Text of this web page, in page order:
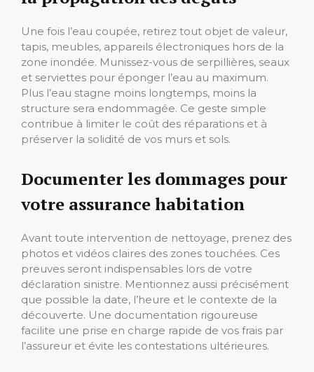
Une fois l’eau coupée, retirez tout objet de valeur,
tapis, meubles, appareils électroniques hors de la
zone inondée. Munissez-vous de serpillières, seaux
et serviettes pour éponger l’eau au maximum.
Plus l’eau stagne moins longtemps, moins la
structure sera endommagée. Ce geste simple
contribue à limiter le coût des réparations et à
préserver la solidité de vos murs et sols.
Documenter les dommages pour
votre assurance habitation
Avant toute intervention de nettoyage, prenez des
photos et vidéos claires des zones touchées. Ces
preuves seront indispensables lors de votre
déclaration sinistre. Mentionnez aussi précisément
que possible la date, l’heure et le contexte de la
découverte. Une documentation rigoureuse
facilite une prise en charge rapide de vos frais par
l’assureur et évite les contestations ultérieures.